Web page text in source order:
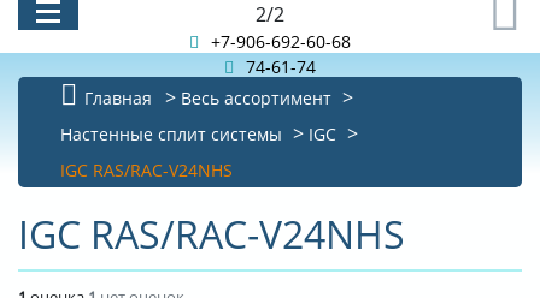
2/2
+7-906-692-60-68
74-61-74
КАТАЛОГ
АКЦИИ И РАСПРОДАЖИ
БИБЛИОТЕКА
НОВОСТИ
Главная
Весь ассортимент
Настенные сплит системы
IGC
IGC RAS/RAC-V24NHS
IGC RAS/RAC-V24NHS